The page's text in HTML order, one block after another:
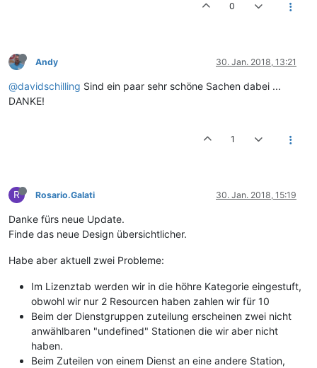
0
Andy 30. Jan. 2018, 13:21
@davidschilling Sind ein paar sehr schöne Sachen dabei ...
DANKE!
1
R Rosario.Galati 30. Jan. 2018, 15:19
Danke fürs neue Update.
Finde das neue Design übersichtlicher.
Habe aber aktuell zwei Probleme:
Im Lizenztab werden wir in die höhre Kategorie eingestuft,
obwohl wir nur 2 Resourcen haben zahlen wir für 10
Beim der Dienstgruppen zuteilung erscheinen zwei nicht
anwählbaren "undefined" Stationen die wir aber nicht
haben.
Beim Zuteilen von einem Dienst an eine andere Station,